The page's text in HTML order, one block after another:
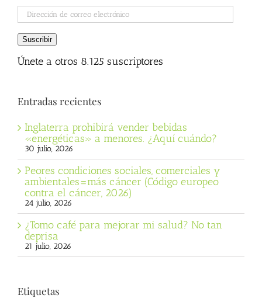
Dirección
de
correo
electrónico
Suscribir
Únete a otros 8.125 suscriptores
Entradas recientes
Inglaterra prohibirá vender bebidas
«energéticas» a menores. ¿Aquí cuándo?
30 julio, 2026
Peores condiciones sociales, comerciales y
ambientales=más cáncer (Código europeo
contra el cáncer, 2026)
24 julio, 2026
¿Tomo café para mejorar mi salud? No tan
deprisa
21 julio, 2026
Etiquetas